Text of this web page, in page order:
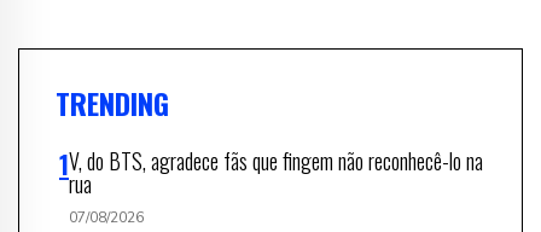
TRENDING
V, do BTS, agradece fãs que fingem não reconhecê-lo na
rua
07/08/2026